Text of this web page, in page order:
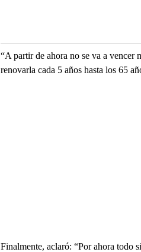
“A partir de ahora no se va a vencer
renovarla cada 5 años hasta los 65
Finalmente, aclaró: “Por ahora todo